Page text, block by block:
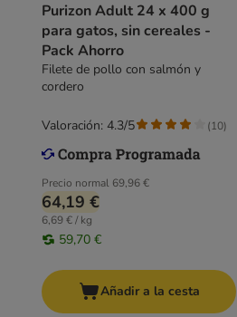
Purizon Adult 24 x 400 g
para gatos, sin cereales -
Pack Ahorro
Filete de pollo con salmón y
cordero
Precio normal 69,96 €
64,19 €
6,69 € / kg
59,70 €
Valoración: 4.3/5 (10)
Añadir a la cesta